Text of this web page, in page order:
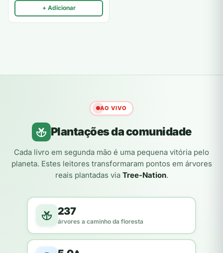
+ Adicionar
AO VIVO
Plantações da comunidade
Cada livro em segunda mão é uma pequena vitória pelo
planeta. Estes leitores transformaram pontos em árvores
reais plantadas via Tree-Nation.
237
árvores a caminho da floresta